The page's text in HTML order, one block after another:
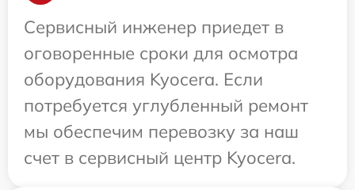
Сервисный инженер приедет в
оговоренные сроки для осмотра
оборудования Kyocera. Если
потребуется углубленный ремонт
мы обеспечим перевозку за наш
счет в сервисный центр Kyocera.